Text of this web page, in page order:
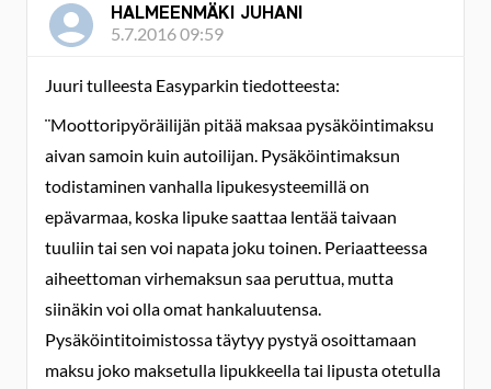
HALMEENMÄKI JUHANI
5.7.2016 09:59
Juuri tulleesta Easyparkin tiedotteesta:
¨Moottoripyöräilijän pitää maksaa pysäköintimaksu
aivan samoin kuin autoilijan. Pysäköintimaksun
todistaminen vanhalla lipukesysteemillä on
epävarmaa, koska lipuke saattaa lentää taivaan
tuuliin tai sen voi napata joku toinen. Periaatteessa
aiheettoman virhemaksun saa peruttua, mutta
siinäkin voi olla omat hankaluutensa.
Pysäköintitoimistossa täytyy pystyä osoittamaan
maksu joko maksetulla lipukkeella tai lipusta otetulla